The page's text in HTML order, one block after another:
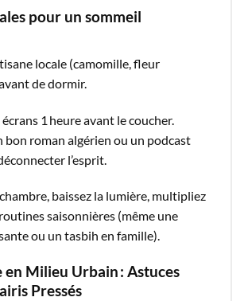
pour un sommeil
locale (camomille, fleur
de dormir.
1 heure avant le coucher.
bon roman algérien ou un podcast
l’esprit.
baissez la lumière, multipliez
saisonnières (même une
ou un tasbih en famille).
en Milieu Urbain : Astuces
Pressés